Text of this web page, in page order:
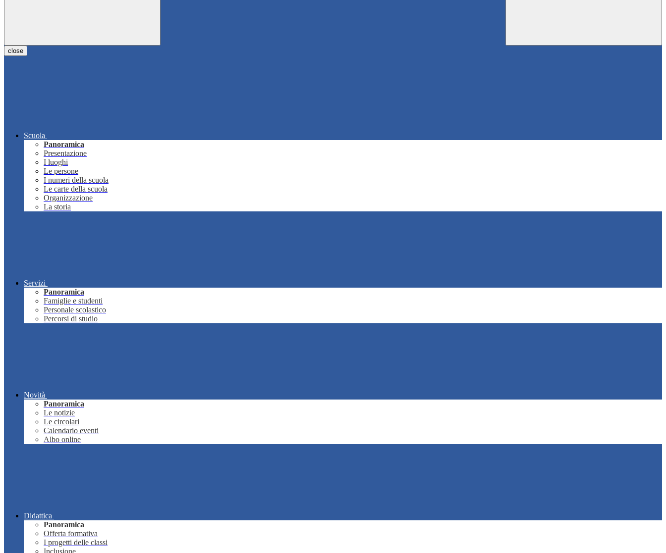
close
Scuola
Panoramica
Presentazione
I luoghi
Le persone
I numeri della scuola
Le carte della scuola
Organizzazione
La storia
Servizi
Panoramica
Famiglie e studenti
Personale scolastico
Percorsi di studio
Novità
Panoramica
Le notizie
Le circolari
Calendario eventi
Albo online
Didattica
Panoramica
Offerta formativa
I progetti delle classi